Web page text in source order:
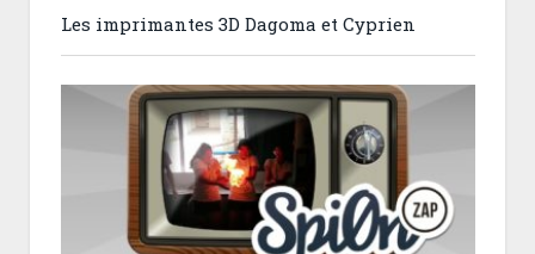
Les imprimantes 3D Dagoma et Cyprien